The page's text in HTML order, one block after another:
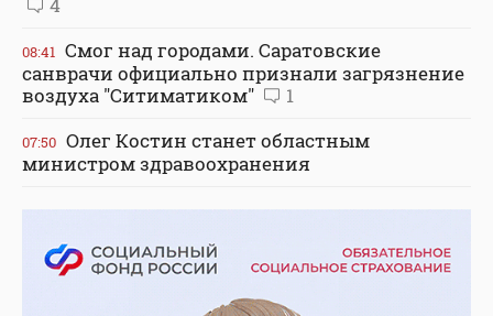
08:41 Смог над городами. Саратовские
санврачи официально признали загрязнение
воздуха "Ситиматиком"
1
07:50 Олег Костин станет областным
министром здравоохранения